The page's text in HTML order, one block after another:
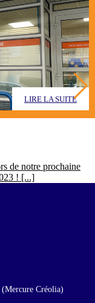
LIRE LA SUITE
de notre prochaine
! [...]
Créolia)